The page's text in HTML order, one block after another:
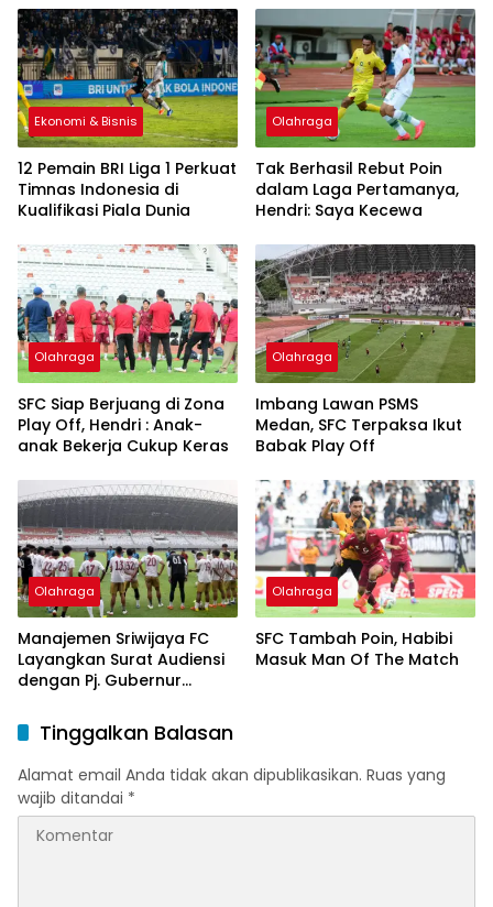
Ekonomi & Bisnis
12 Pemain BRI Liga 1 Perkuat
Timnas Indonesia di
Kualifikasi Piala Dunia
Olahraga
Tak Berhasil Rebut Poin
dalam Laga Pertamanya,
Hendri: Saya Kecewa
Olahraga
SFC Siap Berjuang di Zona
Play Off, Hendri : Anak-
anak Bekerja Cukup Keras
Olahraga
Imbang Lawan PSMS
Medan, SFC Terpaksa Ikut
Babak Play Off
Olahraga
Manajemen Sriwijaya FC
Layangkan Surat Audiensi
dengan Pj. Gubernur
Olahraga
SFC Tambah Poin, Habibi
Masuk Man Of The Match
Tinggalkan Balasan
Alamat email Anda tidak akan dipublikasikan. Ruas yang
wajib ditandai *